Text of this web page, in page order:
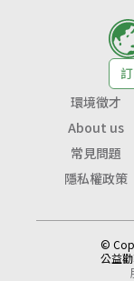
環境徵才
About us
常見問題
隱私權政策
©
公益